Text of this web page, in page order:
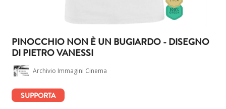
PINOCCHIO NON È UN BUGIARDO - DISEGNO
DI PIETRO VANESSI
Archivio Immagini Cinema
SUPPORTA